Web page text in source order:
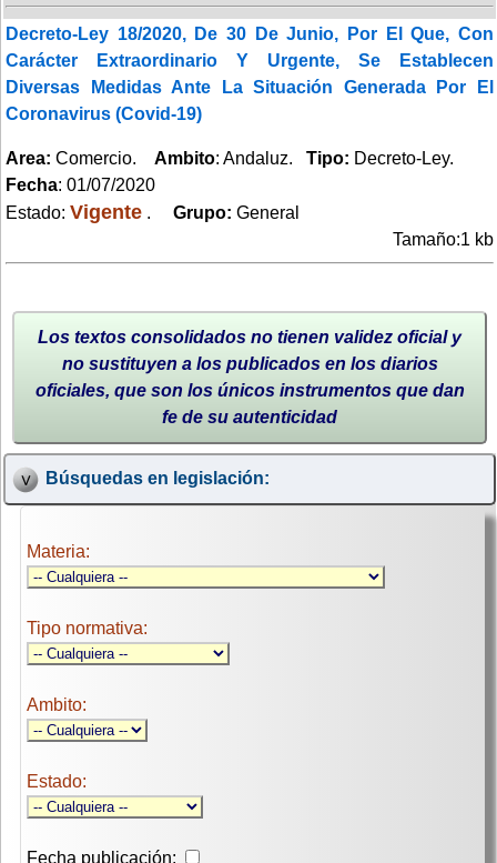
Decreto-Ley 18/2020, De 30 De Junio, Por El Que, Con
Carácter Extraordinario Y Urgente, Se Establecen
Diversas Medidas Ante La Situación Generada Por El
Coronavirus (Covid-19)
Area: Comercio. Ambito: Andaluz. Tipo: Decreto-Ley.
Fecha: 01/07/2020
Estado: Vigente . Grupo: General
Tamaño:1 kb
Los textos consolidados no tienen validez oficial y
no sustituyen a los publicados en los diarios
oficiales, que son los únicos instrumentos que dan
fe de su autenticidad
Búsquedas en legislación:
Materia:
Tipo normativa:
Ambito:
Estado:
Fecha publicación: